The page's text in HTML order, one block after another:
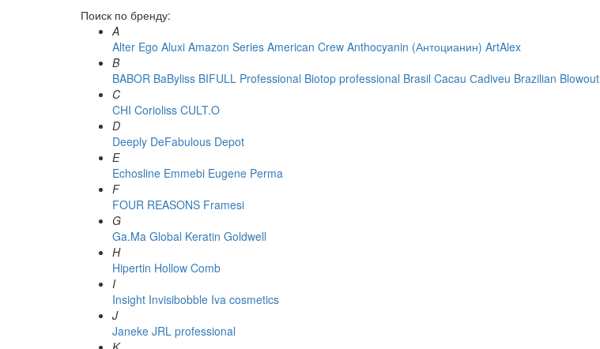
Поиск по бренду:
A
Alter Ego Aluxi Amazon Series American Crew Anthocyanin (Антоцианин) ArtAlex
B
BABOR BaByliss BIFULL Professional Biotop professional Brasil Cacau Сadiveu Brazilian Blowout
C
CHI Corioliss CULT.O
D
Deeply DeFabulous Depot
E
Echosline Emmebi Eugene Perma
F
FOUR REASONS Framesi
G
Ga.Ma Global Keratin Goldwell
H
Hipertin Hollow Comb
I
Insight Invisibobble Iva cosmetics
J
Janeke JRL professional